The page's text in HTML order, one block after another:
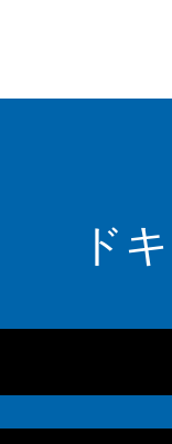
ド